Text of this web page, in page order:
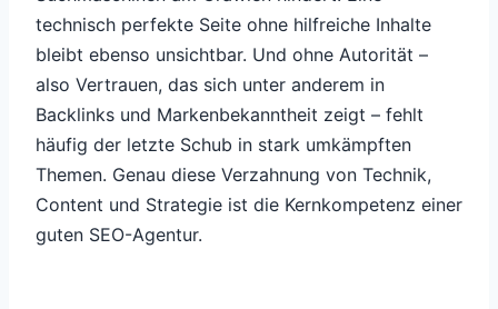
technisch perfekte Seite ohne hilfreiche Inhalte
bleibt ebenso unsichtbar. Und ohne Autorität –
also Vertrauen, das sich unter anderem in
Backlinks und Markenbekanntheit zeigt – fehlt
häufig der letzte Schub in stark umkämpften
Themen. Genau diese Verzahnung von Technik,
Content und Strategie ist die Kernkompetenz einer
guten SEO-Agentur.